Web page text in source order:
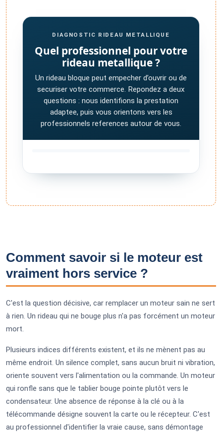
DIAGNOSTIC RIDEAU METALLIQUE
Quel professionnel pour votre
rideau metallique ?
Un rideau bloque peut empecher d’ouvrir ou de
securiser votre commerce. Repondez a deux
questions : nous identifions la prestation
adaptee, puis vous orientons vers les
professionnels references autour de vous.
Comment savoir si le moteur est
vraiment hors service ?
C'est la question décisive, car remplacer un moteur sain ne sert
à rien. Un rideau qui ne bouge plus n'a pas forcément un moteur
mort.
Plusieurs indices différents existent, et ils ne mènent pas au
même endroit. Un silence complet, sans aucun bruit ni vibration,
oriente souvent vers l'alimentation ou la commande. Un moteur
qui ronfle sans que le tablier bouge pointe plutôt vers le
condensateur. Une absence de réponse à la clé ou à la
télécommande désigne souvent la carte ou le récepteur. C'est
au professionnel d'identifier la vraie cause, sans démontage